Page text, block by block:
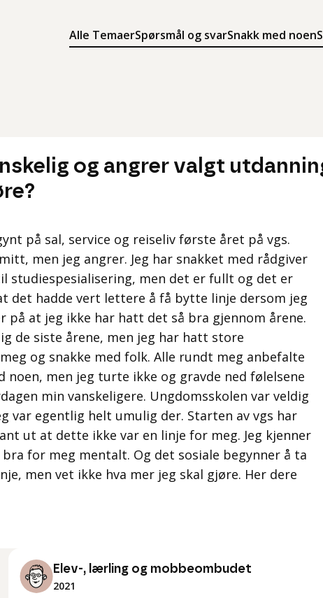
Alle TemaerSpørsmål og svarSnakk med noen
Søk
Meny
og angrer valgt
på sal, service og reiseliv første året på vgs.
men jeg angrer. Jeg har snakket med rådgiver
studiespesialisering, men det er fullt og det er
det hadde vert lettere å få bytte linje dersom jeg
på at jeg ikke har hatt det så bra gjennom årene.
de siste årene, men jeg har hatt store
og snakke med folk. Alle rundt meg anbefalte
noen, men jeg turte ikke og gravde ned følelsene
min vanskeligere. Ungdomsskolen var veldig
var egentlig helt umulig der. Starten av vgs har
ut at dette ikke var en linje for meg. Jeg kjenner
for meg mentalt. Og det sosiale begynner å ta
men vet ikke hva mer jeg skal gjøre. Her dere
Elev-, lærling og mobbeombudet
2021